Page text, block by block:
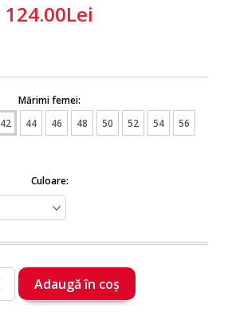
124.00Lei
Mărimi femei:
42 44 46 48 50 52 54 56
Culoare: